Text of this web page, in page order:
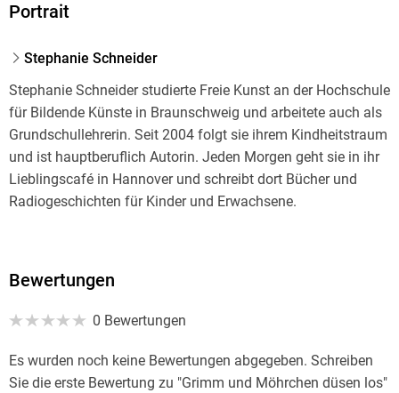
Portrait
Stephanie Schneider
Stephanie Schneider studierte Freie Kunst an der Hochschule
für Bildende Künste in Braunschweig und arbeitete auch als
Grundschullehrerin. Seit 2004 folgt sie ihrem Kindheitstraum
und ist hauptberuflich Autorin. Jeden Morgen geht sie in ihr
Lieblingscafé in Hannover und schreibt dort Bücher und
Radiogeschichten für Kinder und Erwachsene.
Bewertungen
0 Bewertungen
Es wurden noch keine Bewertungen abgegeben. Schreiben
Sie die erste Bewertung zu "Grimm und Möhrchen düsen los"